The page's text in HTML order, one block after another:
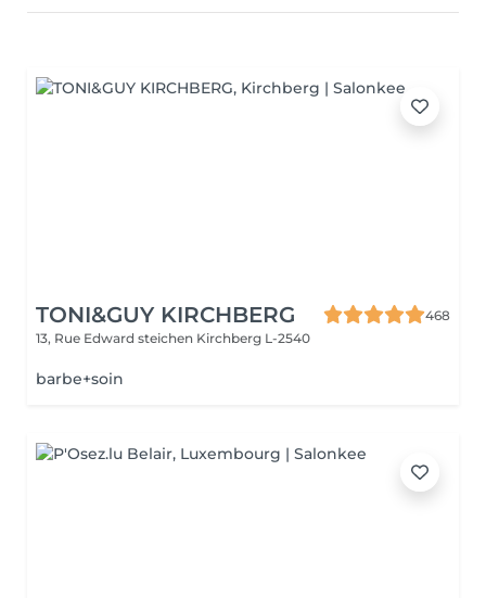
TONI&GUY KIRCHBERG
468
13, Rue Edward steichen Kirchberg L-2540
barbe+soin